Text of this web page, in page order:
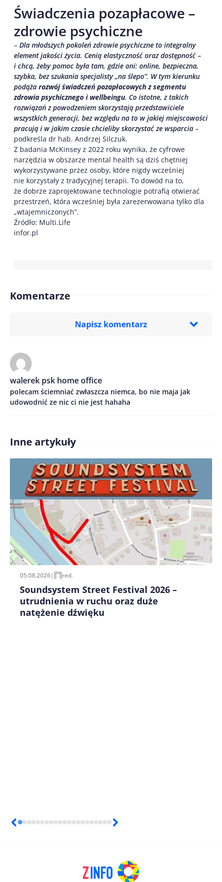
Świadczenia pozapłacowe –
zdrowie psychiczne
– Dla młodszych pokoleń zdrowie psychiczne to integralny
element jakości życia. Cenią elastyczność oraz dostępność –
i chcą, żeby pomoc była tam, gdzie oni: online, bezpieczna,
szybka, bez szukania specjalisty „na ślepo”. W tym kierunku
podąża rozwój świadczeń pozapłacowych z segmentu
zdrowia psychicznego i wellbeingu. Co istotne, z takich
rozwiązań z powodzeniem skorzystają przedstawiciele
wszystkich generacji, bez względu na to w jakiej miejscowości
pracują i w jakim czasie chcieliby skorzystać ze wsparcia –
podkreśla dr hab. Andrzej Silczuk.
Z badania McKinsey z 2022 roku wynika, że cyfrowe
narzędzia w obszarze mental health są dziś chętniej
wykorzystywane przez osoby, które nigdy wcześniej
nie korzystały z tradycyjnej terapii. To dowód na to,
że dobrze zaprojektowane technologie potrafią otwierać
przestrzeń, która wcześniej była zarezerwowana tylko dla
„wtajemniczonych”.
Źródło: Multi.Life
infor.pl
Komentarze
Napisz komentarz
Treść komentarza*
Imię/ Nick*
Zapamiętaj moje dane w tej przeglądarce podczas
pisania kolejnych komentarzy.
walerek psk home office
polecam ściemniać zwłaszcza niemca, bo nie maja jak
udowodnić ze nic ci nie jest hahaha
Inne artykuły
05.08.2026| red.
Soundsystem Street Festival 2026 –
utrudnienia w ruchu oraz duże
natężenie dźwięku